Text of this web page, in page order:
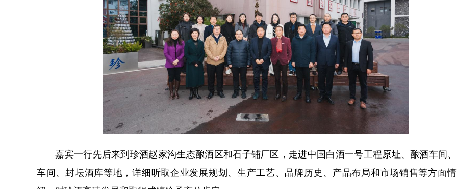
嘉宾一行先后来到珍酒赵家沟生态酿酒区和石子铺厂区，走进中国白酒一号工程原址、酿酒车间
车间、封坛酒库等地，详细听取企业发展规划、生产工艺、品牌历史、产品布局和市场销售等方面